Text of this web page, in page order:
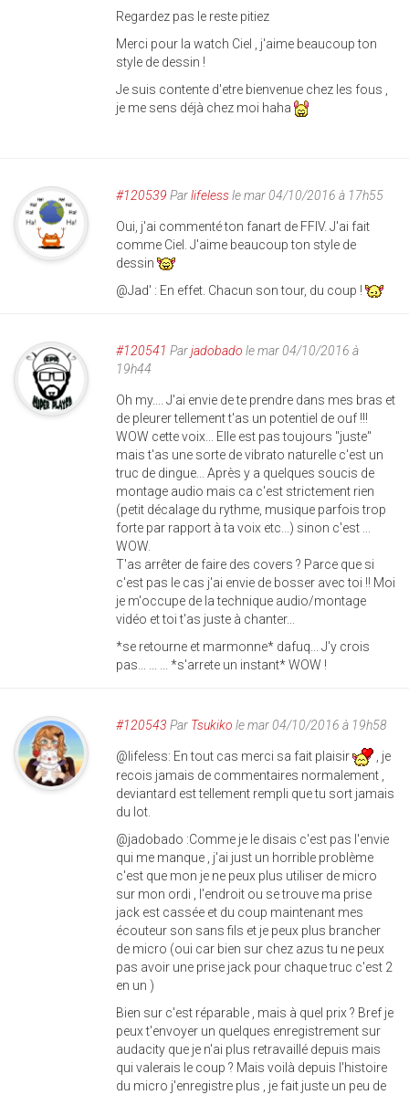
Regardez pas le reste pitiez
Merci pour la watch Ciel , j'aime beaucoup ton
style de dessin !
Je suis contente d'etre bienvenue chez les fous ,
je me sens déjà chez moi haha
#120539 Parlifelessle mar 04/10/2016 à 17h55
Oui, j'ai commenté ton fanart de FFIV. J'ai fait
comme Ciel. J'aime beaucoup ton style de
dessin
@Jad' : En effet. Chacun son tour, du coup !
#120541 Parjadobado le mar 04/10/2016 à
19h44
Oh my.... J'ai envie de te prendre dans mes bras et
de pleurer tellement t'as un potentiel de ouf !!!
WOW cette voix... Elle est pas toujours "juste"
mais t'as une sorte de vibrato naturelle c'est un
truc de dingue... Après y a quelques soucis de
montage audio mais ca c'est strictement rien
(petit décalage du rythme, musique parfois trop
forte par rapport à ta voix etc...) sinon c'est ...
WOW.
T'as arrêter de faire des covers ? Parce que si
c'est pas le cas j'ai envie de bosser avec toi !! Moi
je m'occupe de la technique audio/montage
vidéo et toi t'as juste à chanter...
*se retourne et marmonne* dafuq... J'y crois
pas... ... ... *s'arrete un instant* WOW !
#120543 Par Tsukiko le mar 04/10/2016 à 19h58
@lifeless: En tout cas merci sa fait plaisir
, je
recois jamais de commentaires normalement ,
deviantard est tellement rempli que tu sort jamais
du lot.
@jadobado :Comme je le disais c'est pas l'envie
qui me manque , j'ai just un horrible problème
c'est que mon je ne peux plus utiliser de micro
sur mon ordi , l'endroit ou se trouve ma prise
jack est cassée et du coup maintenant mes
écouteur son sans fils et je peux plus brancher
de micro (oui car bien sur chez azus tu ne peux
pas avoir une prise jack pour chaque truc c'est 2
en un )
Bien sur c'est réparable , mais à quel prix ? Bref je
peux t'envoyer un quelques enregistrement sur
audacity que je n'ai plus retravaillé depuis mais
qui valerais le coup ? Mais voilà depuis l'histoire
du micro j'enregistre plus , je fait juste un peu de